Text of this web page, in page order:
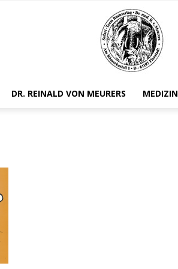
DR. REINALD VON MEURERS MEDIZIN